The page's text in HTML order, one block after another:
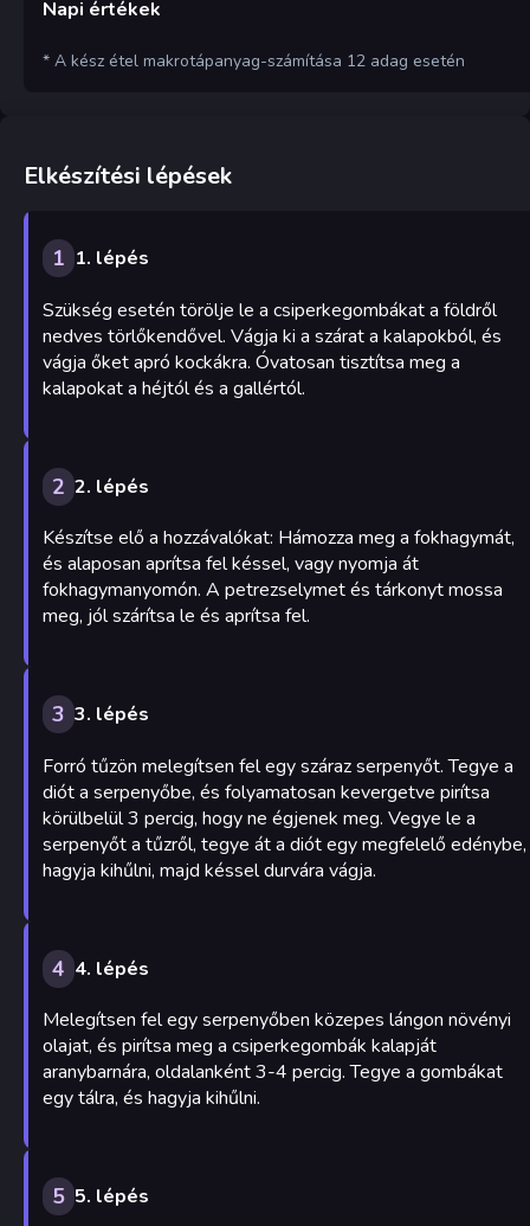
Napi értékek
* A kész étel makrotápanyag-számítása 12 adag esetén
Elkészítési lépések
1 1. lépés
Szükség esetén törölje le a csiperkegombákat a földről
nedves törlőkendővel. Vágja ki a szárat a kalapokból, és
vágja őket apró kockákra. Óvatosan tisztítsa meg a
kalapokat a héjtól és a gallértól.
2 2. lépés
Készítse elő a hozzávalókat: Hámozza meg a fokhagymát,
és alaposan aprítsa fel késsel, vagy nyomja át
fokhagymanyomón. A petrezselymet és tárkonyt mossa
meg, jól szárítsa le és aprítsa fel.
3 3. lépés
Forró tűzön melegítsen fel egy száraz serpenyőt. Tegye a
diót a serpenyőbe, és folyamatosan kevergetve pirítsa
körülbelül 3 percig, hogy ne égjenek meg. Vegye le a
serpenyőt a tűzről, tegye át a diót egy megfelelő edénybe,
hagyja kihűlni, majd késsel durvára vágja.
4 4. lépés
Melegítsen fel egy serpenyőben közepes lángon növényi
olajat, és pirítsa meg a csiperkegombák kalapját
aranybarnára, oldalanként 3-4 percig. Tegye a gombákat
egy tálra, és hagyja kihűlni.
5 5. lépés